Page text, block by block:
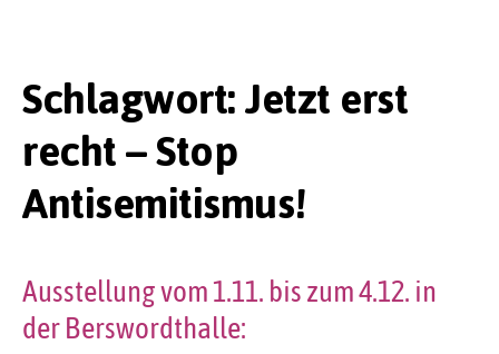
Schlagwort:Jetzt erst
recht – Stop
Antisemitismus!
Ausstellung vom 1.11. bis zum 4.12. in
der Berswordthalle: